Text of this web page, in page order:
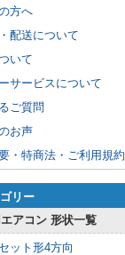
方へ
配送について
いて
サービスについて
ご質問
お声
・特商法・ご利用規約
リー
アコン 形状一覧
ット形4方向